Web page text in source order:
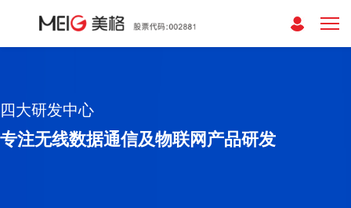
四大研发中心
专注无线数据通信及物联网产品研发